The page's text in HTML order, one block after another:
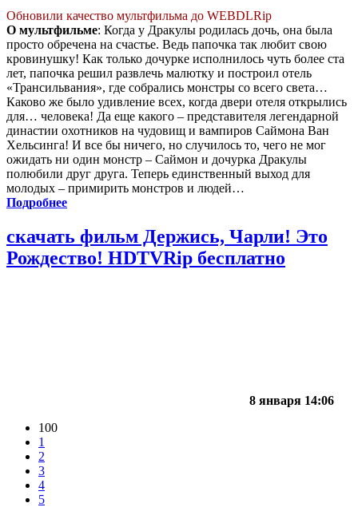
Обновили качество мультфильма до WEBDLRip
О мультфильме: Когда у Дракулы родилась дочь, она была
просто обречена на счастье. Ведь папочка так любит свою
кровинушку! Как только дочурке исполнилось чуть более ста
лет, папочка решил развлечь малютку и построил отель
«Трансильвания», где собрались монстры со всего света…
Каково же было удивление всех, когда двери отеля открылись
для… человека! Да еще какого – представителя легендарной
династии охотников на чудовищ и вампиров Саймона Ван
Хельсинга! И все бы ничего, но случилось то, чего не мог
ожидать ни один монстр – Саймон и дочурка Дракулы
полюбили друг друга. Теперь единственный выход для
молодых – примирить монстров и людей…
Подробнее
скачать фильм Держись, Чарли! Это
Рождество! HDTVRip бесплатно
8 января 14:06
100
1
2
3
4
5